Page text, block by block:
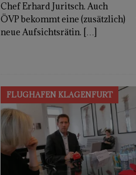
Chef Erhard Juritsch. Auch
ÖVP bekommt eine (zusätzlich)
neue Aufsichtsrätin. […]
FLUGHAFEN KLAGENFURT